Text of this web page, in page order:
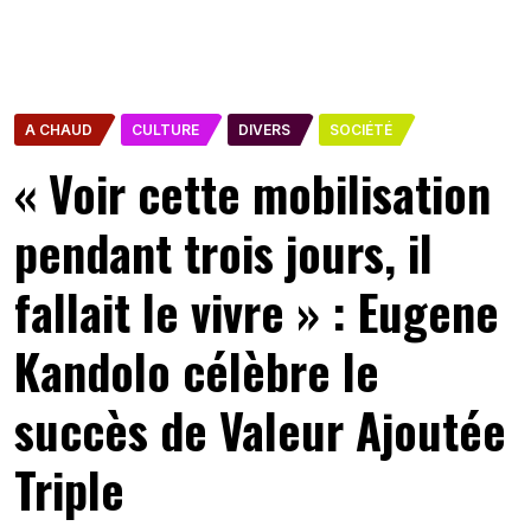
A CHAUD CULTURE DIVERS SOCIÉTÉ
« Voir cette mobilisation
pendant trois jours, il
fallait le vivre » : Eugene
Kandolo célèbre le
succès de Valeur Ajoutée
Triple